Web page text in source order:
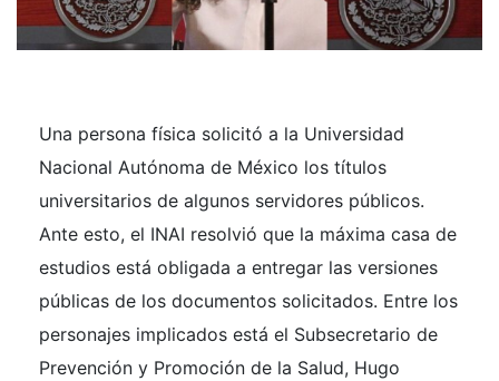
Una persona física solicitó a la Universidad
Nacional Autónoma de México los títulos
universitarios de algunos servidores públicos.
Ante esto, el INAI resolvió que la máxima casa de
estudios está obligada a entregar las versiones
públicas de los documentos solicitados. Entre los
personajes implicados está el Subsecretario de
Prevención y Promoción de la Salud, Hugo